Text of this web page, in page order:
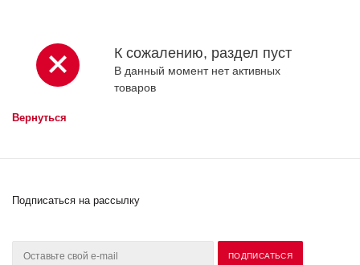
К сожалению, раздел пуст
В данный момент нет активных
товаров
Вернуться
Подписаться на рассылку